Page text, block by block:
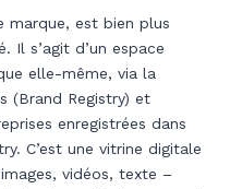
marque, est bien plus
Il s’agit d’un espace
elle-même, via la
(Brand Registry) et
enregistrées dans
C’est une vitrine digitale
vidéos, texte –